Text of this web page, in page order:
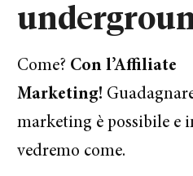
Come? Con l’Affiliate
Marketing!
marketing è possibile e
vedremo come.